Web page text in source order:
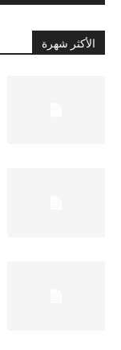
الأكثر شهرة